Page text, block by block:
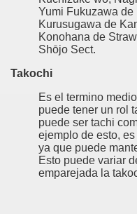
Yumi Fukuzawa de
Kurusugawa de
Konohana de
Shōjo Sect.
Takochi
Es el termino
puede tener un rol
puede ser tachi
ejemplo de esto,
ya que puede
Esto puede variar
emparejada la